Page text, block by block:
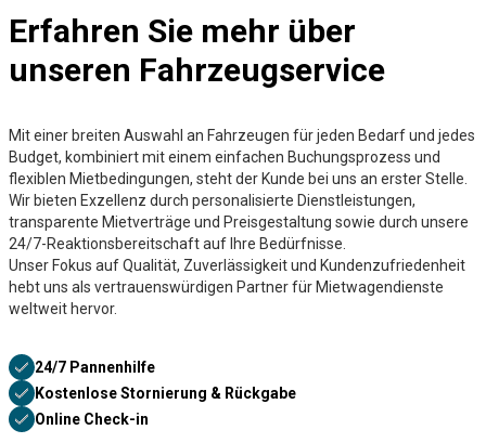
Erfahren Sie mehr über
unseren Fahrzeugservice
Mit einer breiten Auswahl an Fahrzeugen für jeden Bedarf und jedes
Budget, kombiniert mit einem einfachen Buchungsprozess und
flexiblen Mietbedingungen, steht der Kunde bei uns an erster Stelle.
Wir bieten Exzellenz durch personalisierte Dienstleistungen,
transparente Mietverträge und Preisgestaltung sowie durch unsere
24/7-Reaktionsbereitschaft auf Ihre Bedürfnisse.
Unser Fokus auf Qualität, Zuverlässigkeit und Kundenzufriedenheit
hebt uns als vertrauenswürdigen Partner für Mietwagendienste
weltweit hervor.
24/7 Pannenhilfe
Kostenlose Stornierung & Rückgabe
Online Check-in